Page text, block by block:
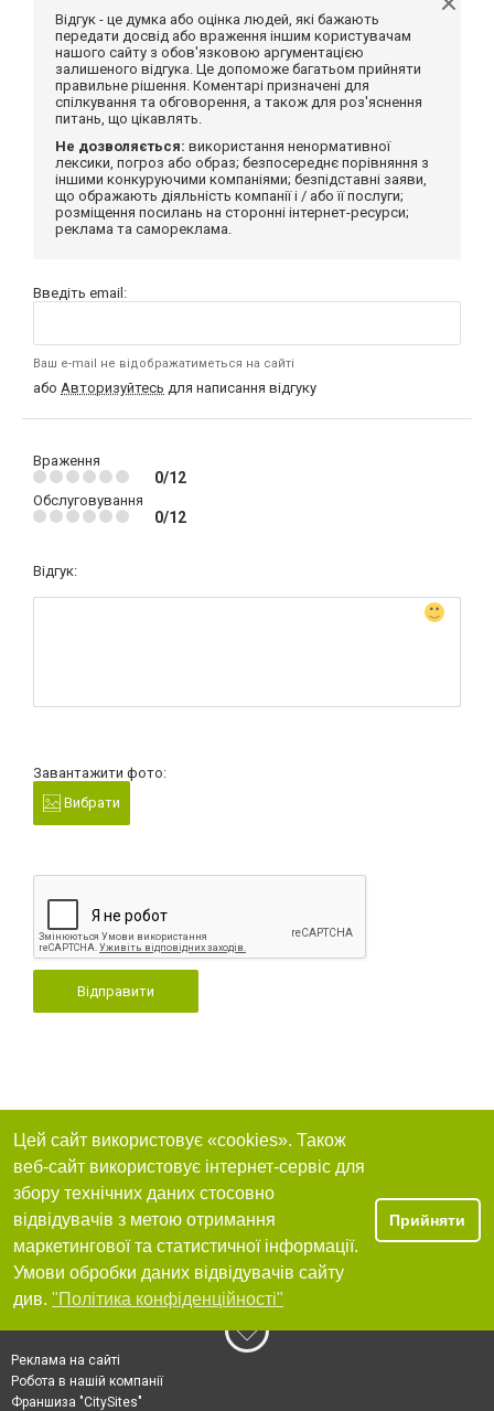
Відгук - це думка або оцінка людей, які бажають
передати досвід або враження іншим користувачам
нашого сайту з обов'язковою аргументацією
залишеного відгука. Це допоможе багатьом прийняти
правильне рішення. Коментарі призначені для
спілкування та обговорення, а також для роз'яснення
питань, що цікавлять.
Не дозволяється: використання ненормативної
лексики, погроз або образ; безпосереднє порівняння з
іншими конкуруючими компаніями; безпідставні заяви,
що ображають діяльність компанії і / або її послуги;
розміщення посилань на сторонні інтернет-ресурси;
реклама та самореклама.
Введіть email:
Ваш e-mail не відображатиметься на сайті
або Авторизуйтесь для написання відгуку
Враження
0/12
Обслуговування
0/12
Відгук:
Завантажити фото:
Вибрати
Відправити
Цей сайт використовує «cookies». Також
веб-сайт використовує інтернет-сервіс для
збору технічних даних стосовно
відвідувачів з метою отримання
маркетингової та статистичної інформації.
Умови обробки даних відвідувачів сайту
див. "Політика конфіденційності"
Прийняти
Реклама на сайті
Робота в нашій компанії
Франшиза "CitySites"